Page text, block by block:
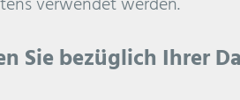
Sie bezüglich Ihrer